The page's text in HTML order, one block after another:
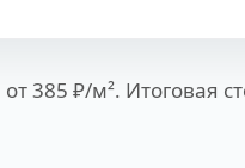
385 ₽/м². Итоговая